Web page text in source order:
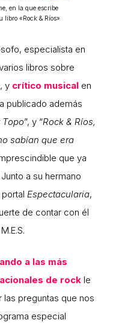
en la que escribe
libro «Rock & Ríos»
especialista en
libros sobre
y crítico musical en
publicado además
Topo”, y “Rock & Ríos,
sabían que era
que ya
a su hermano
Espectacularia,
de contar con él
a las más
de rock le
las preguntas que nos
especial